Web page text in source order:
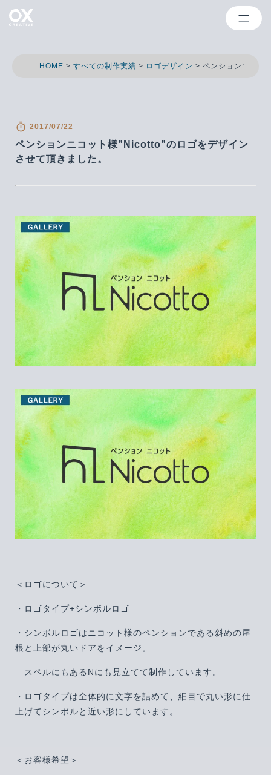
HOME > すべての制作実績 > ロゴデザイン > ペンションニコッ
2017/07/22
ペンションニコット様”Nicotto”のロゴをデザイン
させて頂きました。
＜ロゴについて＞
・ロゴタイプ+シンボルロゴ
・シンボルロゴはニコット様のペンションである斜めの屋
根と上部が丸いドアをイメージ。
スペルにもあるNにも見立てて制作しています。
・ロゴタイプは全体的に文字を詰めて、細目で丸い形に仕
上げてシンボルと近い形にしています。
＜お客様希望＞